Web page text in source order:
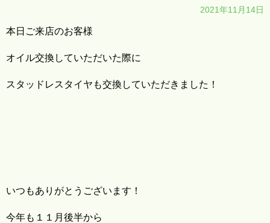
2021年11月14日
本日ご来店のお客様
オイル交換していただいた際に
スタッドレスタイヤも交換していただきました！
いつもありがとうございます！
今年も１１月後半から